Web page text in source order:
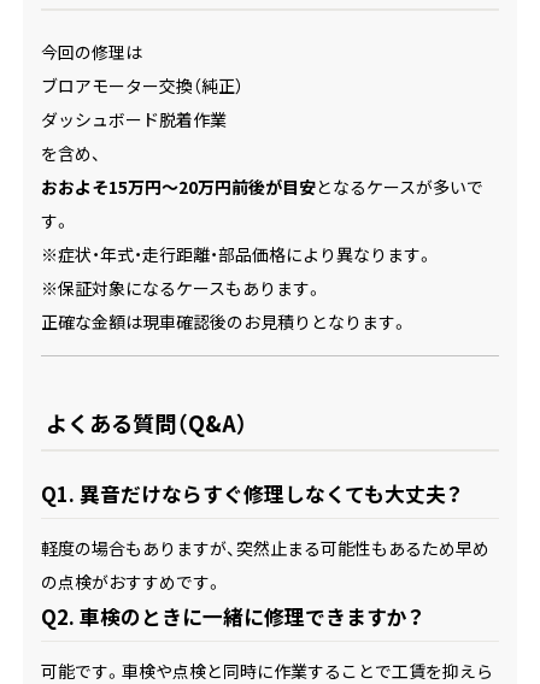
今回の修理は
ブロアモーター交換（純正）
ダッシュボード脱着作業
を含め、
おおよそ15万円〜20万円前後が目安となるケースが多いで
す。
※症状・年式・走行距離・部品価格により異なります。
※保証対象になるケースもあります。
正確な金額は現車確認後のお見積りとなります。
よくある質問（Q&A）
Q1. 異音だけならすぐ修理しなくても大丈夫？
軽度の場合もありますが、突然止まる可能性もあるため早め
の点検がおすすめです。
Q2. 車検のときに一緒に修理できますか？
可能です。車検や点検と同時に作業することで工賃を抑えら